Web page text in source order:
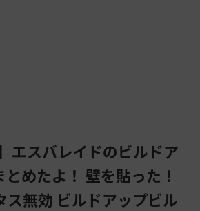
エスバレイドのビルドア
めたよ！ 壁を貼った！
ス無効 ビルドアップビル